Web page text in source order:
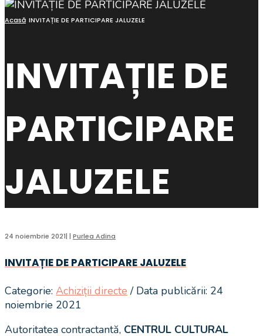
Window
Acasă INVITAȚIE DE PARTICIPARE JALUZELE
INVITAȚIE DE
PARTICIPARE
JALUZELE
24 noiembrie 2021| | Purlea Adina
INVITAȚIE DE PARTICIPARE JALUZELE
Categorie: Achiziții directe / Data publicării: 24
noiembrie 2021
Autoritatea contractantă, CENTRUL CULTURAL